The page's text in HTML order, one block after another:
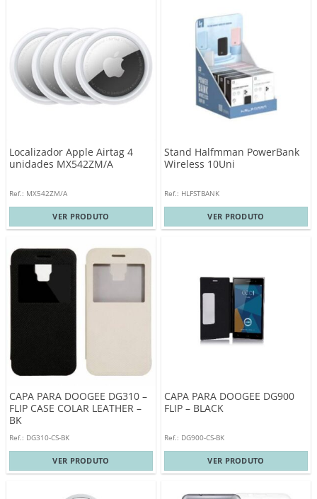
Localizador Apple Airtag 4
unidades MX542ZM/A
Ref.: MX542ZM/A
VER PRODUTO
Stand Halfmman PowerBank
Wireless 10Uni
Ref.: HLFSTBANK
VER PRODUTO
CAPA PARA DOOGEE DG310 –
FLIP CASE COLAR LEATHER –
BK
Ref.: DG310-CS-BK
VER PRODUTO
CAPA PARA DOOGEE DG900
FLIP – BLACK
Ref.: DG900-CS-BK
VER PRODUTO